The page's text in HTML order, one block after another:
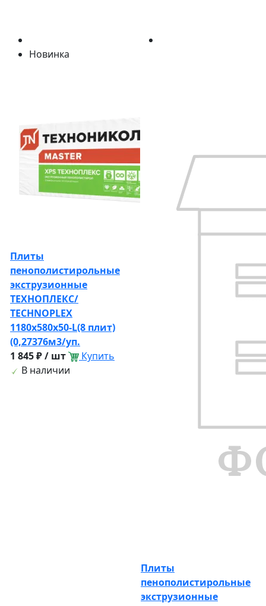
Новинка
Плиты
пенополистирольные
экструзионные
ТЕХНОПЛЕКС/
TECHNOPLEX
1180х580х50-L(8 плит)
(0,27376м3/уп.
1 845 ₽ / шт
Купить
В наличии
Плиты
пенополистирольные
экструзионные